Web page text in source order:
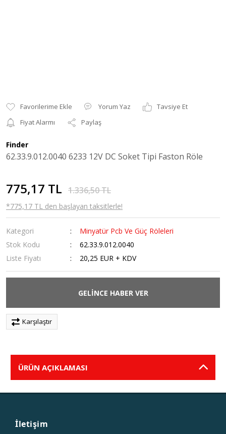
Yorum Yaz
Tavsiye Et
Fiyat Alarmı
Paylaş
Finder
62.33.9.012.0040 6233 12V DC Soket Tipi Faston Röle
775,17 TL 1.336,50 TL
*775,17 TL den başlayan taksitlerle!
Kategori
Minyatür Pcb Ve Güç Röleleri
Stok Kodu
62.33.9.012.0040
Liste Fiyatı
20,25 EUR + KDV
GELİNCE HABER VER
Karşılaştır
ÜRÜN AÇIKLAMASI
İletişim